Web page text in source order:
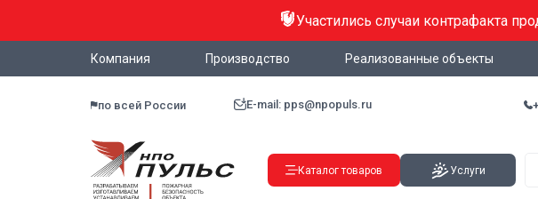
Участились случаи контрафакта
Компания Производство Реализованные объекты
по всей России E-mail: pps@npopuls.ru
Каталог товаров Услуги